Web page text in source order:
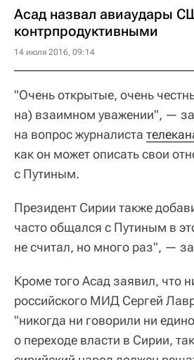
Асад назвал авиаудары
контрпродуктивными
14 июля 2016, 09:14
"Очень открытые, очень
на) взаимном уважении", —
на вопрос журналиста
как он может описать свои
с Путиным.
Президент Сирии также
часто общался с Путиным в
не считал, но много раз", —
Кроме того Асад заявил, что
российского МИД Сергей
"никогда ни говорили ни
о переходе власти в Сирии,